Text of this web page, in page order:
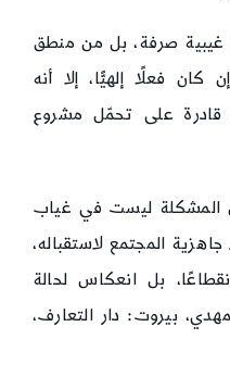
غيبية صرفة، بل من منطق
كان فعلًا إلهيًّا، إلا أنه
قادرة على تحمّل مشروع
المشكلة ليست في غياب
المجتمع لاستقباله،
بل انعكاس لحالة
بيروت: دار التعارف،